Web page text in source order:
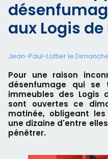
aux Logis
Jean-Paul-Lottier le Dimanche
Pour une raison
désenfumage qui
immeubles des Logis
sont ouvertes ce
matinée, obligeant
une dizaine d'entre
pénétrer.